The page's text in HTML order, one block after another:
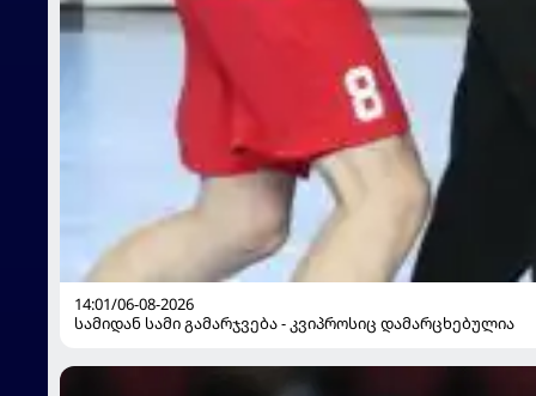
14:01/06-08-2026
სამიდან სამი გამარჯვება - კვიპროსიც დამარცხებულია